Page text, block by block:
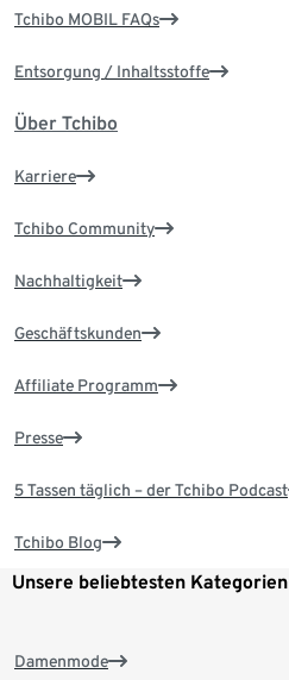
Tchibo MOBIL FAQs
Entsorgung / Inhaltsstoffe
Über Tchibo
Karriere
Tchibo Community
Nachhaltigkeit
Geschäftskunden
Affiliate Programm
Presse
5 Tassen täglich – der Tchibo Podcast
Tchibo Blog
Unsere beliebtesten Kategorien
Damenmode